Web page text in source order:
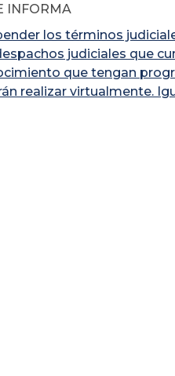
INFORMA
los términos
judiciales que
que tengan
realizar virtualmente.